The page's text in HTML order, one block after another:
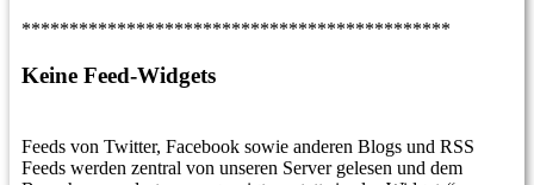
*********************************************
Keine Feed-Widgets
Feeds von Twitter, Facebook sowie anderen Blogs und RSS
Feeds werden zentral von unseren Server gelesen und dem